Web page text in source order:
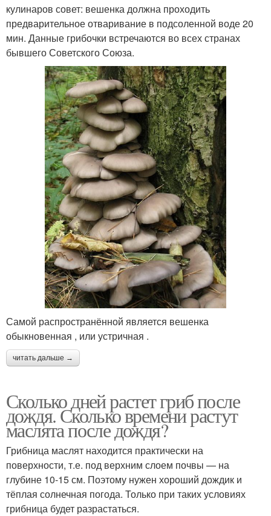
кулинаров совет: вешенка должна проходить
предварительное отваривание в подсоленной воде 20
мин. Данные грибочки встречаются во всех странах
бывшего Советского Союза.
Самой распространённой является вешенка
обыкновенная , или устричная .
читать дальше →
Сколько дней растет гриб после
дождя. Сколько времени растут
маслята после дождя?
Грибница маслят находится практически на
поверхности, т.е. под верхним слоем почвы — на
глубине 10-15 см. Поэтому нужен хороший дождик и
тёплая солнечная погода. Только при таких условиях
грибница будет разрастаться.